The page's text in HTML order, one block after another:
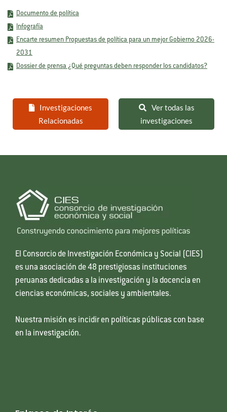
Documento de política
Infografía
Encarte resumen Propuestas de política para un mejor Gobierno 2026-
2031
Dossier de prensa ¿Qué preguntas deben responder los candidatos?
Investigaciones
Relacionadas
Ver todas las
investigaciones
El Consorcio de Investigación Económica y Social (CIES)
es una asociación de 48 prestigiosas instituciones
peruanas dedicadas a la investigación y la docencia en
ciencias económicas, sociales y ambientales.
Nuestra misión es incidir en políticas públicas con base
en la investigación.